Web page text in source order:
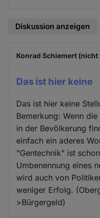
Diskussion anzeigen
Konrad Schiemert
Das ist hier keine
Das ist hier keine
Bemerkung: Wenn
in der Bevölkerung
einfach ein aderes
"Gentechnik" ist
Umbenennung eines
wird auch von
weniger Erfolg.
>Bürgergeld)